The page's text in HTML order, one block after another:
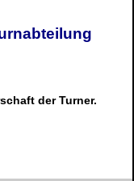
der Turner.